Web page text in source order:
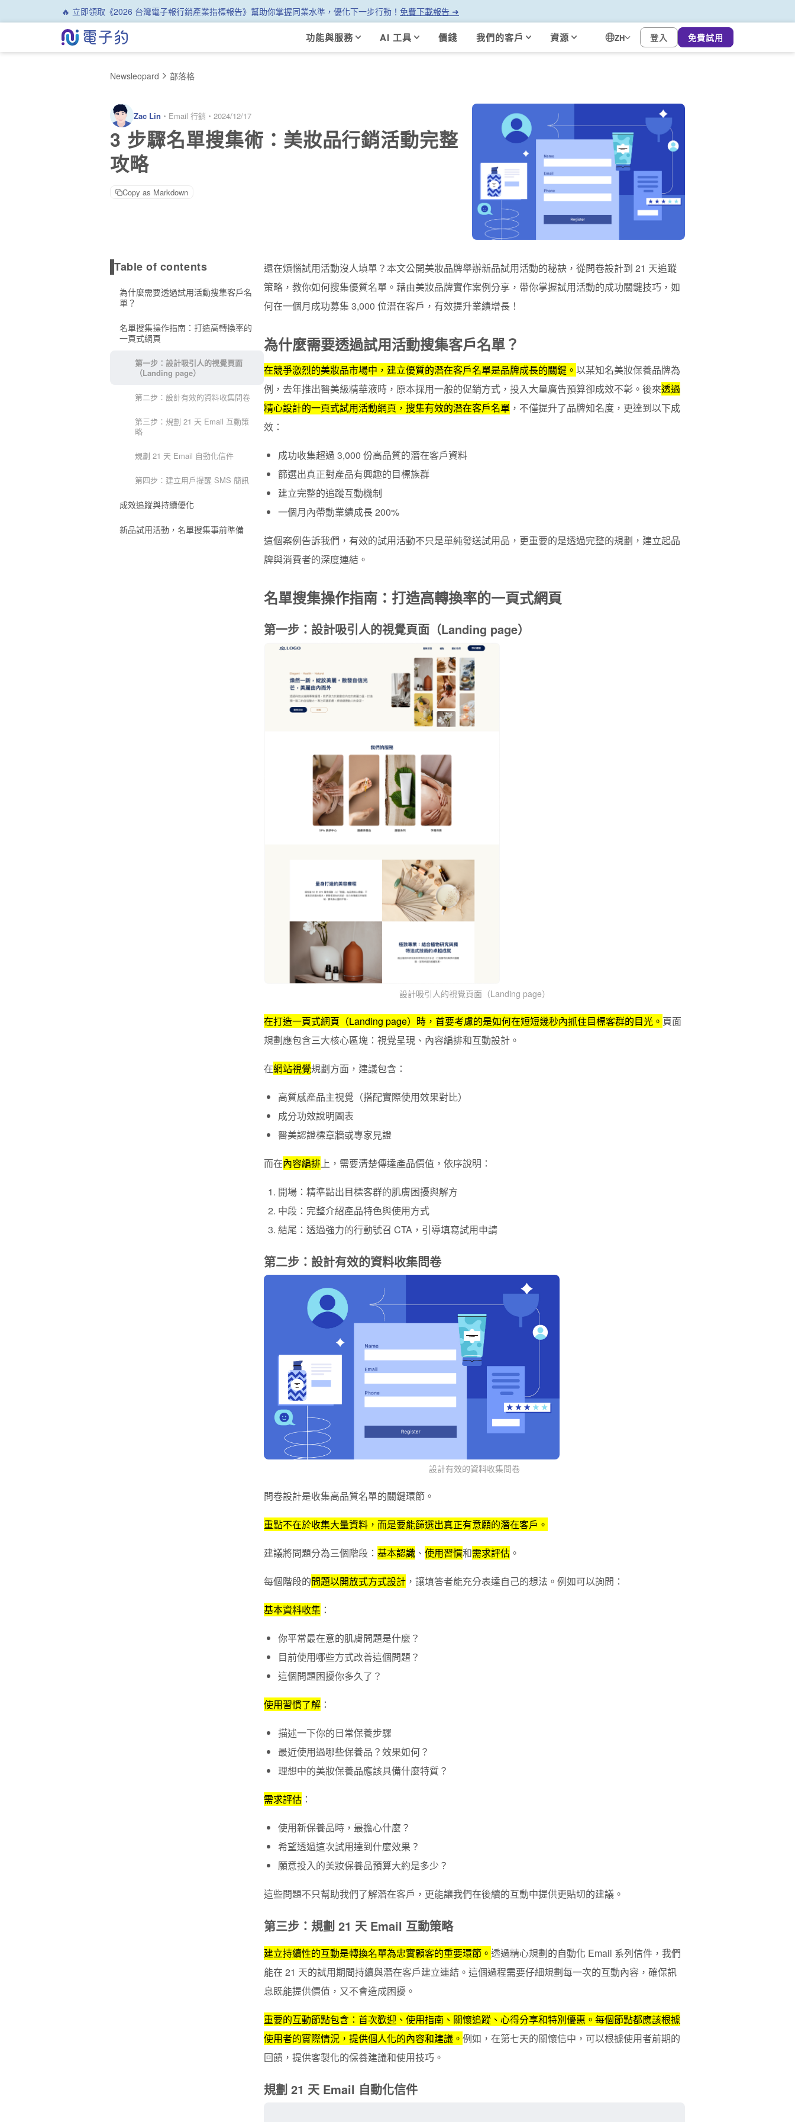
🔥 立即領取《2026 台灣電子報行銷產業指標報告》幫助你掌握同業水準，優化下一步行動！ 免費下載報告 ➜
功能與服務 AI 工具 價錢 我們的客戶 資源 ZH 登入 免費試用
Newsleopard 部落格
Zac Lin ・ Email 行銷 ・ 2024/12/17
3 步驟名單搜集術：美妝品行銷活動完整
攻略
Copy as Markdown
Table of contents
為什麼需要透過試用活動搜集客戶名
單？
名單搜集操作指南：打造高轉換率的
一頁式網頁
第一步：設計吸引人的視覺頁面
（Landing page）
第二步：設計有效的資料收集問卷
第三步：規劃 21 天 Email 互動策
略
規劃 21 天 Email 自動化信件
第四步：建立用戶提醒 SMS 簡訊
成效追蹤與持續優化
新品試用活動，名單搜集事前準備
還在煩惱試用活動沒人填單？本文公開美妝品牌舉辦新品試用活動的秘訣，從問卷設計到 21 天追蹤
策略，教你如何搜集優質名單。藉由美妝品牌實作案例分享，帶你掌握試用活動的成功關鍵技巧，如
何在一個月成功募集 3,000 位潛在客戶，有效提升業績增長！
為什麼需要透過試用活動搜集客戶名單？
在競爭激烈的美妝品市場中，建立優質的潛在客戶名單是品牌成長的關鍵。 以某知名美妝保養品牌為
例，去年推出醫美級精華液時，原本採用一般的促銷方式，投入大量廣告預算卻成效不彰。後來透過
精心設計的一頁式試用活動網頁，搜集有效的潛在客戶名單 ，不僅提升了品牌知名度，更達到以下成
效：
成功收集超過 3,000 份高品質的潛在客戶資料
篩選出真正對產品有興趣的目標族群
建立完整的追蹤互動機制
一個月內帶動業績成長 200%
這個案例告訴我們，有效的試用活動不只是單純發送試用品，更重要的是透過完整的規劃，建立起品
牌與消費者的深度連結。
名單搜集操作指南：打造高轉換率的一頁式網頁
第一步：設計吸引人的視覺頁面（Landing page）
設計吸引人的視覺頁面（Landing page）
在打造一頁式網頁（Landing page）時，首要考慮的是如何在短短幾秒內抓住目標客群的目光。 頁面
規劃應包含三大核心區塊：視覺呈現、內容編排和互動設計。
在網站視覺規劃方面，建議包含：
高質感產品主視覺（搭配實際使用效果對比）
成分功效說明圖表
醫美認證標章牆或專家見證
而在內容編排 上，需要清楚傳達產品價值，依序說明：
開場：精準點出目標客群的肌膚困擾與解方
中段：完整介紹產品特色與使用方式
結尾：透過強力的行動號召 CTA，引導填寫試用申請
第二步：設計有效的資料收集問卷
設計有效的資料收集問卷
問卷設計是收集高品質名單的關鍵環節。
重點不在於收集大量資料，而是要能篩選出真正有意願的潛在客戶。
建議將問題分為三個階段： 基本認識 、 使用習慣和需求評估 。
每個階段的問題以開放式方式設計 ，讓填答者能充分表達自己的想法。例如可以詢問：
基本資料收集 ：
你平常最在意的肌膚問題是什麼？
目前使用哪些方式改善這個問題？
這個問題困擾你多久了？
使用習慣了解 ：
描述一下你的日常保養步驟
最近使用過哪些保養品？效果如何？
理想中的美妝保養品應該具備什麼特質？
需求評估 ：
使用新保養品時，最擔心什麼？
希望透過這次試用達到什麼效果？
願意投入的美妝保養品預算大約是多少？
這些問題不只幫助我們了解潛在客戶，更能讓我們在後續的互動中提供更貼切的建議。
第三步：規劃 21 天 Email 互動策略
建立持續性的互動是轉換名單為忠實顧客的重要環節。 透過精心規劃的自動化 Email 系列信件，我們
能在 21 天的試用期間持續與潛在客戶建立連結。這個過程需要仔細規劃每一次的互動內容，確保訊
息既能提供價值，又不會造成困擾。
重要的互動節點包含：首次歡迎、使用指南、關懷追蹤、心得分享和特別優惠。每個節點都應該根據
使用者的實際情況，提供個人化的內容和建議。 例如，在第七天的關懷信中，可以根據使用者前期的
回饋，提供客製化的保養建議和使用技巧。
規劃 21 天 Email 自動化信件